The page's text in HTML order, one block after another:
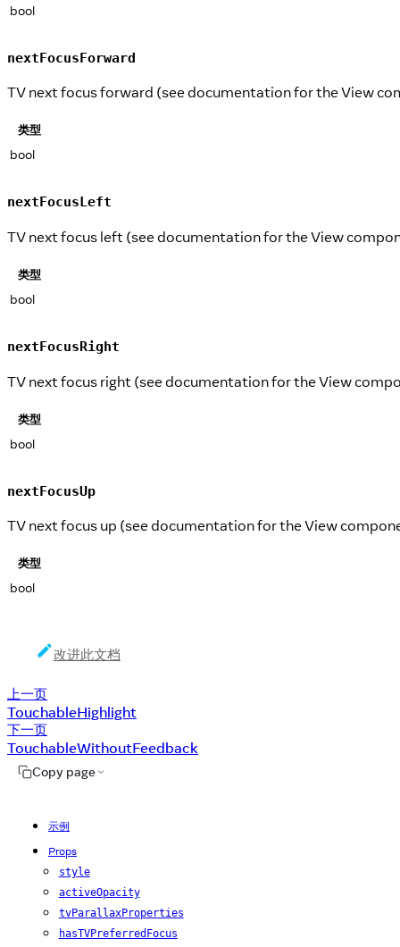
bool
nextFocusForward
TV next focus forward (see documentation for the View
类型
bool
nextFocusLeft
TV next focus left (see documentation for the View
类型
bool
nextFocusRight
TV next focus right (see documentation for the View
类型
bool
nextFocusUp
TV next focus up (see documentation for the View
类型
bool
改进此文档
上一页
TouchableHighlight
下一页
TouchableWithoutFeedback
Copy page
示例
Props
style
activeOpacity
tvParallaxProperties
hasTVPreferredFocus